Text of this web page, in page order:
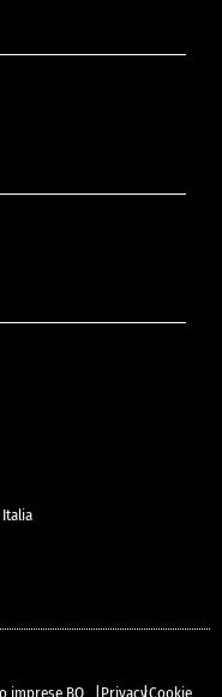
imprese BO
|Privacy|Cookie